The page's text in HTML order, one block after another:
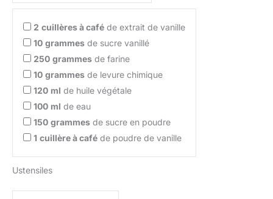
2 cuillères à café de extrait de vanille
10 grammes de sucre vanillé
250 grammes de farine
10 grammes de levure chimique
120 ml de huile végétale
100 ml de eau
150 grammes de sucre en poudre
1 cuillère à café de poudre de vanille
Ustensiles